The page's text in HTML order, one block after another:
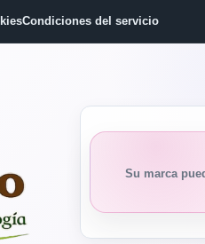
Condiciones del servicio
Su marca